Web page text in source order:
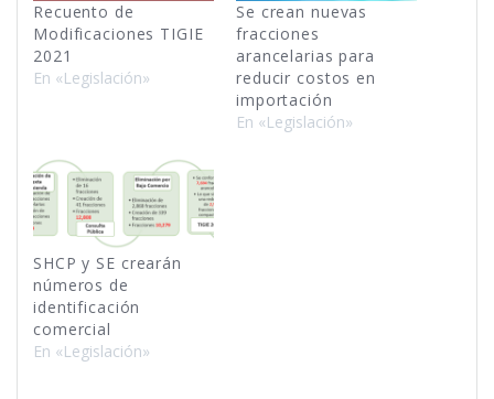
Recuento de
Modificaciones TIGIE
2021
En «Legislación»
Se crean nuevas
fracciones
arancelarias para
reducir costos en
importación
En «Legislación»
SHCP y SE crearán
números de
identificación
comercial
En «Legislación»